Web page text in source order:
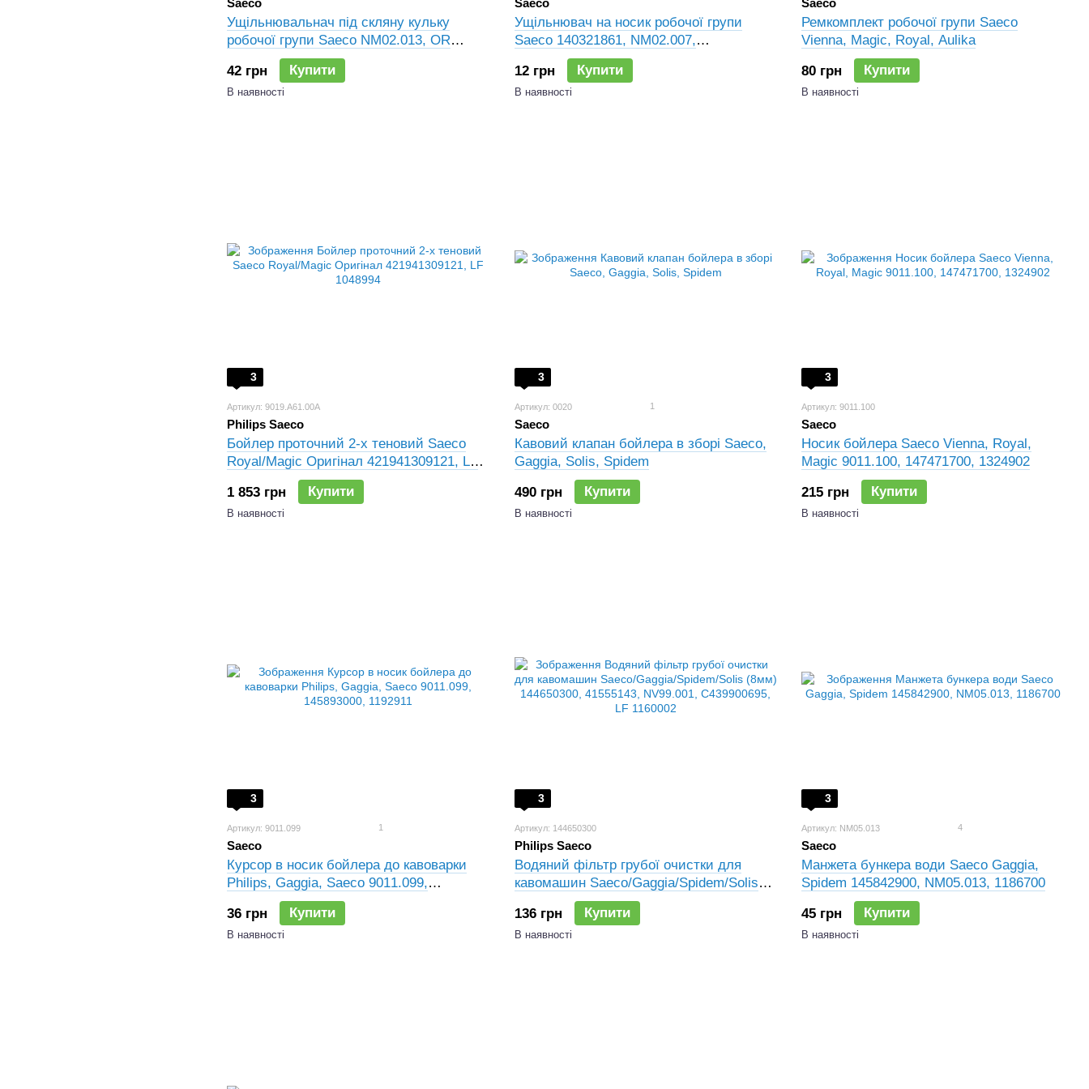
Saeco
Ущільнювальнач під скляну кульку
робочої групи Saeco NM02.013, OR
0080.15, SAE377, 1186675
42 грн
Купити
В наявності
Saeco
Ущільнювач на носик робочої групи
Saeco 140321861, NM02.007,
996530059441, 996530067929
12 грн
Купити
В наявності
Saeco
Ремкомплект робочої групи Saeco
Vienna, Magic, Royal, Aulika
80 грн
Купити
В наявності
3
Артикул: 9019.A61.00A
Philips Saeco
Бойлер проточний 2-х теновий Saeco
Royal/Magic Оригінал 421941309121, LF
1 853 грн
Купити
В наявності
3
Артикул: 0020 1
Saeco
Кавовий клапан бойлера в зборі Saeco,
Gaggia, Solis, Spidem
490 грн
Купити
В наявності
3
Артикул: 9011.100
Saeco
Носик бойлера Saeco Vienna, Royal,
Magic 9011.100, 147471700, 1324902
215 грн
Купити
В наявності
3
Артикул: 9011.099 1
Saeco
Курсор в носик бойлера до кавоварки
Philips, Gaggia, Saeco 9011.099,
145893000, 1192911
36 грн
Купити
В наявності
3
Артикул: 144650300
Philips Saeco
Водяний фільтр грубої очистки для
кавомашин Saeco/Gaggia/Spidem/Solis
(8мм) 144650300, 41555143, NV99.001,
C439900695, LF 1160002
136 грн Купити
В наявності
3
Артикул: NM05.013 4
Saeco
Манжета бункера води Saeco Gaggia,
Spidem 145842900, NM05.013, 1186700
45 грн
Купити
В наявності